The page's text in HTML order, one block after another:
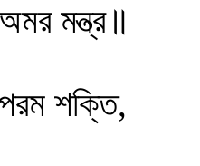
মন্ত্র॥
শক্তি,